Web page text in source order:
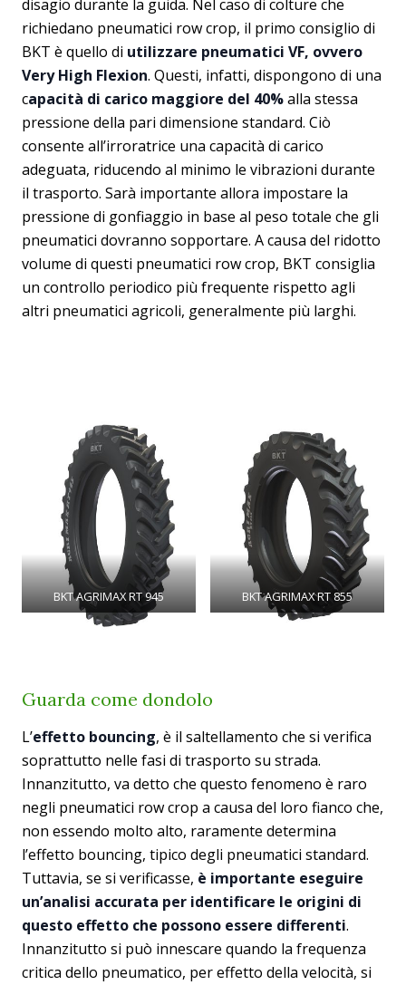
disagio durante la guida. Nel caso di colture che
richiedano pneumatici row crop, il primo consiglio di
BKT è quello di utilizzare pneumatici VF, ovvero
Very High Flexion. Questi, infatti, dispongono di una
capacità di carico maggiore del 40%alla stessa
pressione della pari dimensione standard. Ciò
consente all’irroratrice una capacità di carico
adeguata, riducendo al minimo le vibrazioni durante
il trasporto. Sarà importante allora impostare la
pressione di gonfiaggio in base al peso totale che gli
pneumatici dovranno sopportare. A causa del ridotto
volume di questi pneumatici row crop, BKT consiglia
un controllo periodico più frequente rispetto agli
altri pneumatici agricoli, generalmente più larghi.
BKT AGRIMAX RT 945 BKT AGRIMAX RT 855
Guarda come dondolo
L’effetto bouncing, è il saltellamento che si verifica
soprattutto nelle fasi di trasporto su strada.
Innanzitutto, va detto che questo fenomeno è raro
negli pneumatici row crop a causa del loro fianco che,
non essendo molto alto, raramente determina
l’effetto bouncing, tipico degli pneumatici standard.
Tuttavia, se si verificasse, è importante eseguire
un’analisi accurata per identificare le origini di
questo effetto che possono essere differenti.
Innanzitutto si può innescare quando la frequenza
critica dello pneumatico, per effetto della velocità, si